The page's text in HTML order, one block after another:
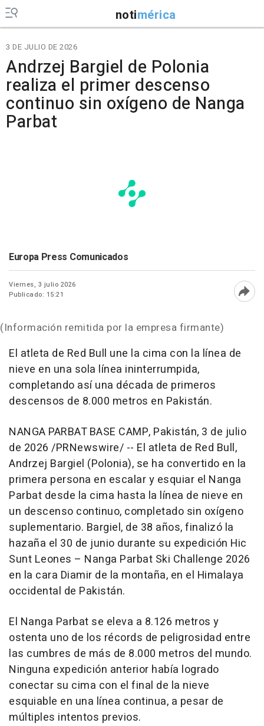
notimérica
3 DE JULIO DE 2026
Andrzej Bargiel de Polonia
realiza el primer descenso
continuo sin oxígeno de Nanga
Parbat
Europa Press Comunicados
Viernes, 3 julio 2026
Publicado: 15:21
(Información remitida por la empresa firmante)
El atleta de Red Bull une la cima con la línea de
nieve en una sola línea ininterrumpida,
completando así una década de primeros
descensos de 8.000 metros en Pakistán.
NANGA PARBAT BASE CAMP, Pakistán, 3 de julio
de 2026 /PRNewswire/ -- El atleta de Red Bull,
Andrzej Bargiel (Polonia), se ha convertido en la
primera persona en escalar y esquiar el Nanga
Parbat desde la cima hasta la línea de nieve en
un descenso continuo, completado sin oxígeno
suplementario. Bargiel, de 38 años, finalizó la
hazaña el 30 de junio durante su expedición Hic
Sunt Leones – Nanga Parbat Ski Challenge 2026
en la cara Diamir de la montaña, en el Himalaya
occidental de Pakistán.
El Nanga Parbat se eleva a 8.126 metros y
ostenta uno de los récords de peligrosidad entre
las cumbres de más de 8.000 metros del mundo.
Ninguna expedición anterior había logrado
conectar su cima con el final de la nieve
esquiable en una línea continua, a pesar de
múltiples intentos previos.